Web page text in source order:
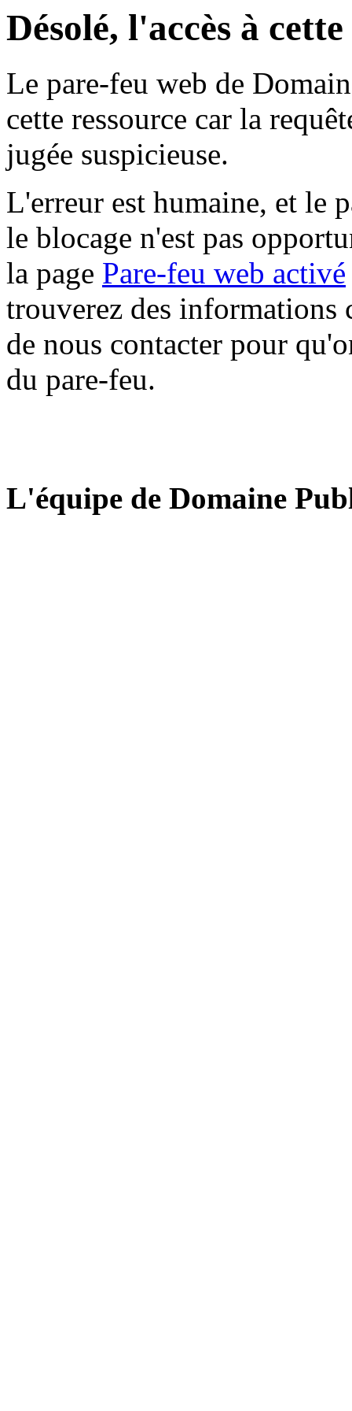
Désolé, l'accès à
Le pare-feu web de
cette ressource car la
jugée suspicieuse.
L'erreur est humaine, et le
le blocage n'est pas
la page Pare-feu web activé
trouverez des informations
de nous contacter pour
du pare-feu.
L'équipe de Domaine